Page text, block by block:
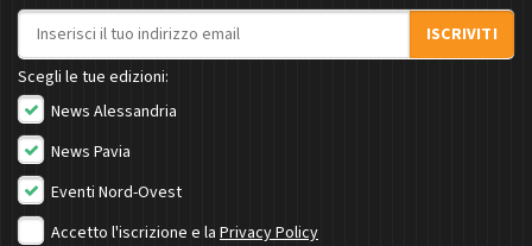
Indirizzo email
ISCRIVITI
Scegli le tue edizioni:
News Alessandria
News Pavia
Eventi Nord-Ovest
Accetto l'iscrizione e la Privacy Policy